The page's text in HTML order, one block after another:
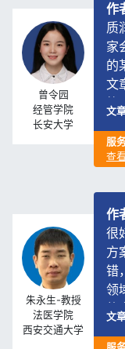
色专
提出
色后
老师
润色
不
一个
色完
适当
李唯-博士
食品学院
潘智平-博士
材料学院
西北工业大学